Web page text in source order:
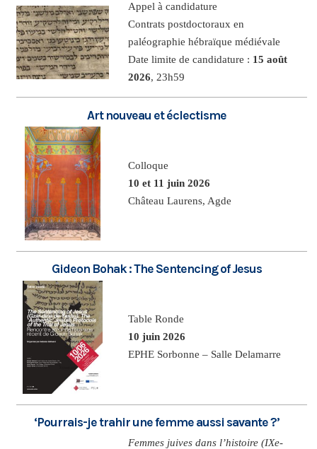
Appel à candidature
Contrats postdoctoraux en
paléographie hébraïque médiévale
Date limite de candidature : 15 août
2026, 23h59
Art nouveau et éclectisme
Colloque
10 et 11 juin 2026
Château Laurens, Agde
Gideon Bohak : The Sentencing of Jesus
Table Ronde
10 juin 2026
EPHE Sorbonne – Salle Delamarre
‘Pourrais-je trahir une femme aussi savante ?’
Femmes juives dans l’histoire (IXe-